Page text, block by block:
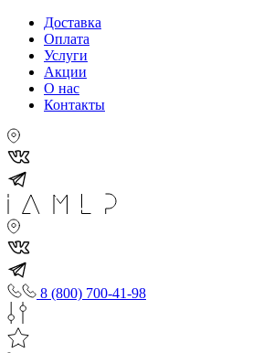
Доставка
Оплата
Услуги
Акции
О нас
Контакты
8 (800) 700-41-98